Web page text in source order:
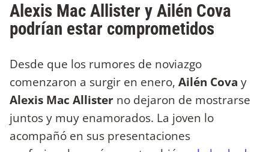
Alexis Mac Allister y Ailén Cova
podrían estar comprometidos
Desde que los rumores de noviazgo
comenzaron a surgir en enero, Ailén Cova y
Alexis Mac Allister no dejaron de mostrarse
juntos y muy enamorados. La joven lo
acompañó en sus presentaciones